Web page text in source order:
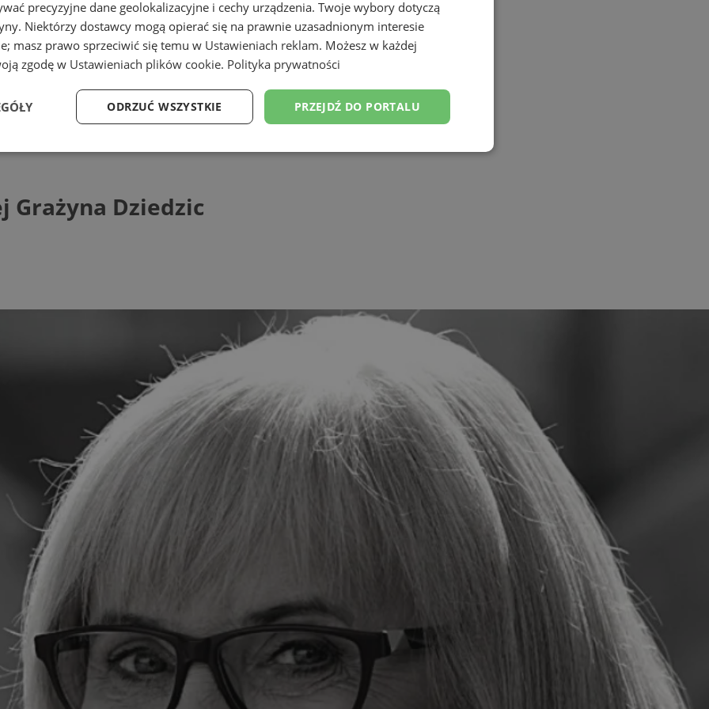
Dziedzic
Grażyna Dziedzic
precyzyjne dane geolokalizacyjne i cechy urządzenia. Twoje wybory dotyczą
Niektórzy dostawcy mogą opierać się na prawnie uzasadnionym interesie
masz prawo sprzeciwić się temu w Ustawieniach reklam. Możesz w każdej
zgodę w Ustawieniach plików cookie. Polityka prywatności
PRZEJDŹ DO PORTALU
ODRZUĆ WSZYSTKIE
Wydajność Targetowanie Funkcjonalność Niesklasyfikowane
niezbędnych plików cookie nie można prawidłowo korzystać ze strony internetowej.
przechowywania
Opis
1 rok
Ten plik cookie przechowuje identyfikator sesji.
rudaslaska.com.pl 1 rok
Ten plik cookie przechowuje identyfikator sesji.
.tiktok.com 1 tydzień 3 dni
Ten plik cookie jest używany do celów
uwierzytelniania i bezpieczeństwa, zapewniając, że
użytkownicy pozostają zalogowani, a ich dane są
zabezpieczone, jak poruszać się przez witrynę
internetową lub interakcji z jej usług.
Cloudflare Inc.
.x.com
30 minut
Ten plik cookie służy do rozróżniania ludzi i botów.
Jest to korzystne dla strony internetowej, ponieważ
umożliwia tworzenie ważnych raportów na temat
YouTube
.youtube.com
5 miesięcy 4
tygodnie
Ten plik cookie jest używany do przechowywania
zgody użytkownika i wyboru prywatności dla ich
interakcji z witryną. Rejestruje dane dotyczące
zgody odwiedzającego na różne polityki i
ustawienia prywatności, zapewniając, że ich
preferencje zostaną uhonorowane w przyszłych
sesjach.
CookieScript
4 tygodnie 2 dni
Ten plik cookie jest używany przez usługę Cookie-
Polityce prywatności Google